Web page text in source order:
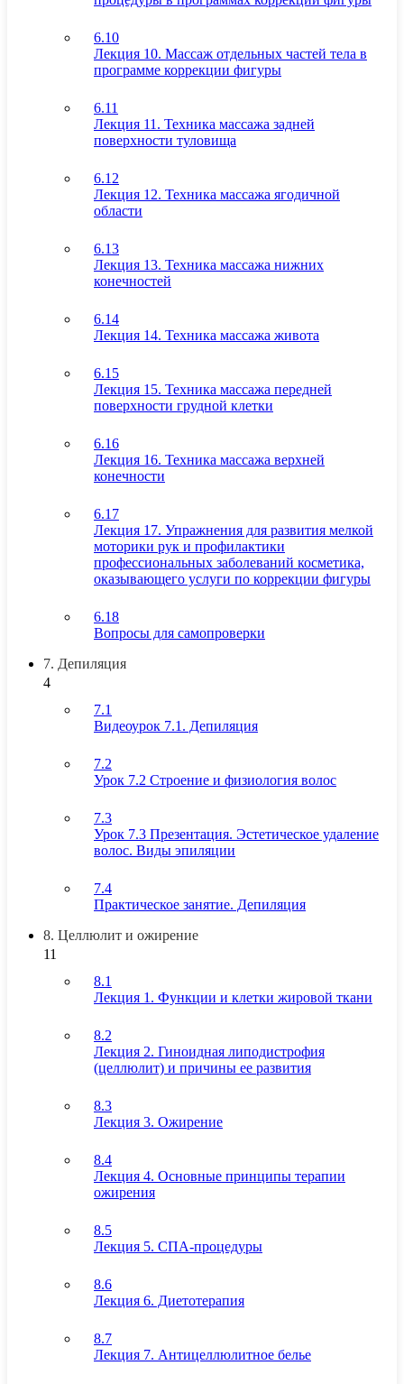
6.10
Лекция 10. Массаж отдельных частей тела в
программе коррекции фигуры
6.11
Лекция 11. Техника массажа задней
поверхности туловища
6.12
Лекция 12. Техника массажа ягодичной
области
6.13
Лекция 13. Техника массажа нижних
конечностей
6.14
Лекция 14. Техника массажа живота
6.15
Лекция 15. Техника массажа передней
поверхности грудной клетки
6.16
Лекция 16. Техника массажа верхней
конечности
6.17
Лекция 17. Упражнения для развития мелкой
моторики рук и профилактики
профессиональных заболеваний косметика,
оказывающего услуги по коррекции фигуры
6.18
Вопросы для самопроверки
7. Депиляция
4
7.1
Видеоурок 7.1. Депиляция
7.2
Урок 7.2 Строение и физиология волос
7.3
Урок 7.3 Презентация. Эстетическое удаление
волос. Виды эпиляции
7.4
Практическое занятие. Депиляция
8. Целлюлит и ожирение
11
8.1
Лекция 1. Функции и клетки жировой ткани
8.2
Лекция 2. Гиноидная липодистрофия
(целлюлит) и причины ее развития
8.3
Лекция 3. Ожирение
8.4
Лекция 4. Основные принципы терапии
ожирения
8.5
Лекция 5. СПА-процедуры
8.6
Лекция 6. Диетотерапия
8.7
Лекция 7. Антицеллюлитное белье